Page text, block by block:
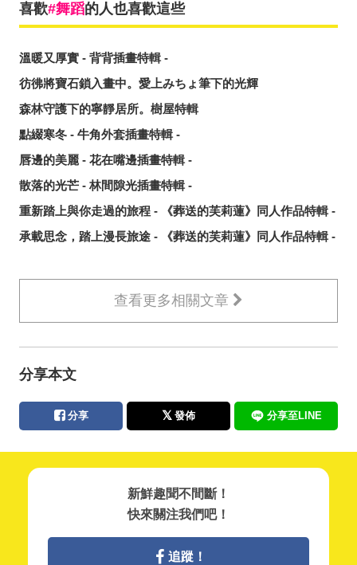
喜歡 舞蹈的人也喜歡這些
溫暖又厚實 - 背背插畫特輯 -
彷彿將寶石鎖入畫中。愛上みちょ筆下的光輝
森林守護下的寧靜居所。樹屋特輯
點綴寒冬 - 牛角外套插畫特輯 -
唇邊的美麗 - 花在嘴邊插畫特輯 -
散落的光芒 - 林間隙光插畫特輯 -
重新踏上與你走過的旅程 - 《葬送的芙莉蓮》同人作品特輯 -
承載思念，踏上漫長旅途 - 《葬送的芙莉蓮》同人作品特輯 -
查看更多相關文章
分享本文
分享 發佈 分享至LINE
新鮮趣聞不間斷！
快來關注我們吧！
追蹤！